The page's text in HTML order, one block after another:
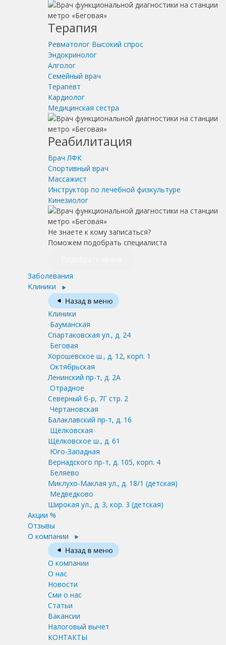
Терапия
Ревматолог Высокий спрос
Эндокринолог
Алголог
Семейный врач
Терапевт
Кардиолог
Медицинская сестра
Реабилитация
Врач ЛФК
Спортивный врач
Массажист
Инструктор по лечебной физкультуре
Кинезиолог
Не знаете к кому записаться?
Поможем подобрать специалиста
Заболевания
Клиники
Клиники
Бауманская
Спартаковская ул., д. 24
Беговая
Хорошевское ш., д. 12, корп. 1
Октябрьская
Ленинский пр-т, д. 2А
Отрадное
Северный б-р, 7Г стр. 2
Чертановская
Балаклавский пр-т, д. 16
Щёлковская
Щёлковское ш., д. 61
Юго-Западная
Вернадского пр-т, д. 105, корп. 4
Беляево
Миклухо-Маклая ул., д. 18/1 (детская)
Медведково
Широкая ул., д. 3, кор. 3 (детская)
Акции %
Отзывы
О компании
О компании
О нас
Новости
Сми о нас
Статьи
Вакансии
Налоговый вычет
КОНТАКТЫ